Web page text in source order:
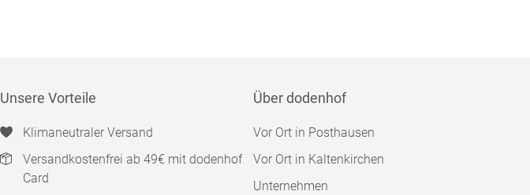
Unsere Vorteile
Klimaneutraler Versand
Versandkostenfrei ab 49€ mit dodenhof
Card
Über dodenhof
Vor Ort in Posthausen
Vor Ort in Kaltenkirchen
Unternehmen